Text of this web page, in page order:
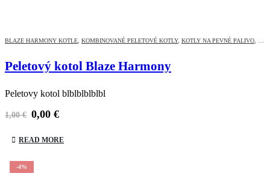
BLAZE HARMONY KOTLE, KOMBINOVANÉ PELETOVÉ KOTLY, KOTLY NA PEVNÉ PALIVO,
Peletový kotol Blaze Harmony
Peletovy kotol blblblblblbl
1,00€ 0,00€
READ MORE
-4%